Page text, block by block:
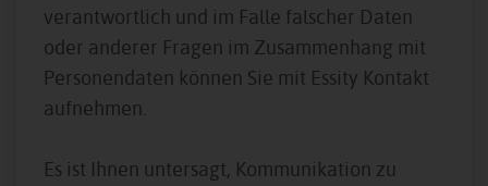
verantwortlich und im Falle falscher Daten
oder anderer Fragen im Zusammenhang mit
Personendaten können Sie mit Essity Kontakt
aufnehmen.
Es ist Ihnen untersagt, Kommunikation zu